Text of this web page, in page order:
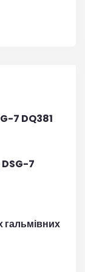
7 DQ381
7
гальмівних